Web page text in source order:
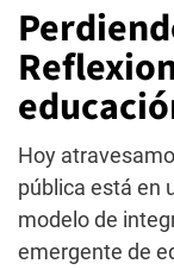
Hoy
pública está en
modelo de
emergente de